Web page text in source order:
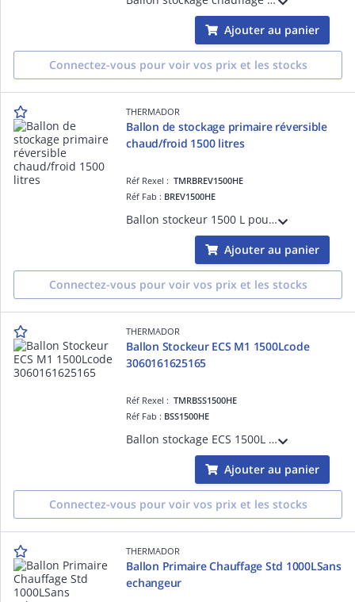
Ajouter au panier
Connectez-vous pour voir vos prix et les stocks
THERMADOR
Ballon de stockage primaire réversible
chaud/froid 1500 litres
Réf Rexel :TMRBREV1500HE
Réf Fab : BREV1500HE
Ballon stockeur 1500 L pour chauffage/refroidissement, réduisant les démarrages chaudière/PAC. Isolation mousse polyuréthane M2, jaquette fixe en tôle galvanisée, piquage 1'1/2 pour résistance d'appoint.
Ajouter au panier
Connectez-vous pour voir vos prix et les stocks
THERMADOR
Ballon Stockeur ECS M1 1500Lcode
3060161625165
Réf Rexel :TMRBSS1500HE
Réf Fab : BSS1500HE
Ballon stockage ECS 1500L M1, classe ERP C
Ajouter au panier
Connectez-vous pour voir vos prix et les stocks
THERMADOR
Ballon Primaire Chauffage Std 1000LSans
echangeur